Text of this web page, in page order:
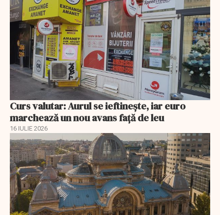
Curs valutar: Aurul se ieftinește, iar euro
marchează un nou avans faţă de leu
16 IULIE 2026